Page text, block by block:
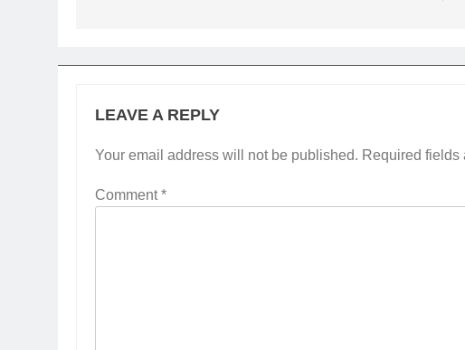
LEAVE A REPLY
Your email address will not be published. Required fields
Comment*